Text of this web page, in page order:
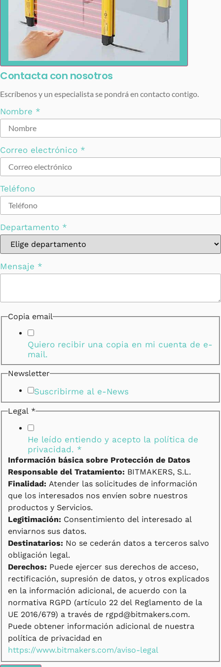
Contacta con nosotros
Escríbenos y un especialista se pondrá en contacto contigo.
Nombre *
Correo electrónico *
Teléfono
Departamento *
Mensaje *
Copia email
Quiero recibir una copia en mi cuenta de e-
mail.
Newsletter
Suscribirme al e-News
Newsletter
Correo
Departamento
Legal *
He leído entiendo y acepto la política de
privacidad. *
Información básica sobre Protección de Datos
Responsable del Tratamiento: BITMAKERS, S.L.
Finalidad: Atender las solicitudes de información
que los interesados nos envíen sobre nuestros
productos y Servicios.
Legitimación: Consentimiento del interesado al
enviarnos sus datos.
Destinatarios: No se cederán datos a terceros salvo
obligación legal.
Derechos: Puede ejercer sus derechos de acceso,
rectificación, supresión de datos, y otros explicados
en la información adicional, de acuerdo con la
normativa RGPD (artículo 22 del Reglamento de la
UE 2016/679) a través de rgpd@bitmakers.com.
Puede obtener información adicional de nuestra
política de privacidad en
https://www.bitmakers.com/aviso-legal